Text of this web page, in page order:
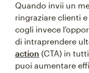
Quando invii un
ringraziare clienti
cogli invece
di intraprendere
action (CTA) in
puoi aumentare